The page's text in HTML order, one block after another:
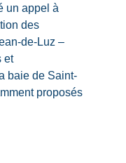
un appel à
des
de-Luz –
et
baie de Saint-
proposés